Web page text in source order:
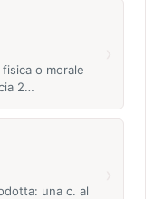
o morale
2…
una c. al